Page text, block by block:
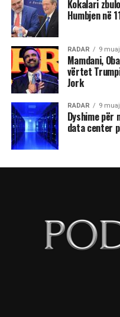
Kokalari
Humbjen në
RADAR 9
Mamdani,
vërtet
Jork
RADAR 9
Dyshime
data center